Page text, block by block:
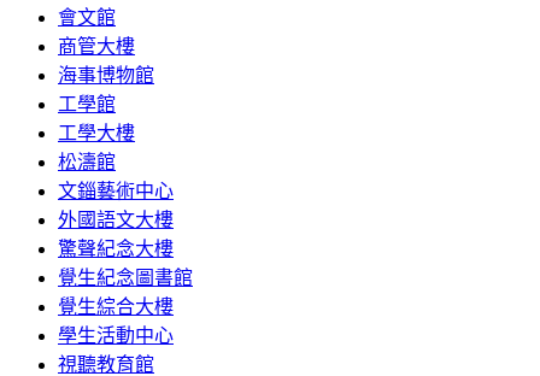
會文館
商管大樓
海事博物館
工學館
工學大樓
松濤館
文錙藝術中心
外國語文大樓
驚聲紀念大樓
覺生紀念圖書館
覺生綜合大樓
學生活動中心
視聽教育館